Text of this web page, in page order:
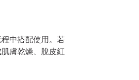
中搭配使用。若
膚乾燥、脫皮紅